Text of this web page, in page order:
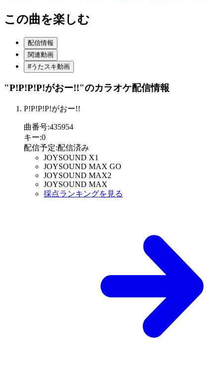
この曲を楽しむ
配信情報
関連動画
#うたスキ動画
"P!P!P!P!がおー!!"のカラオケ配信情報
P!P!P!P!がおー!!
曲番号:435954
キー:0
配信予定:配信済み
JOYSOUND X1
JOYSOUND MAX GO
JOYSOUND MAX2
JOYSOUND MAX
採点ランキングを見る